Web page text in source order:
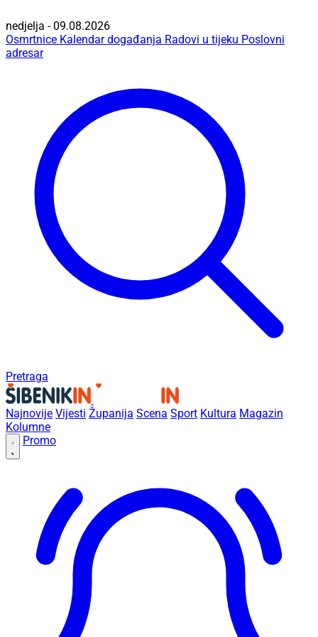
nedjelja - 09.08.2026
Osmrtnice Kalendar događanja Radovi u tijeku Poslovni
adresar
Pretraga
Najnovije Vijesti Županija Scena Sport Kultura Magazin
Kolumne
Promo